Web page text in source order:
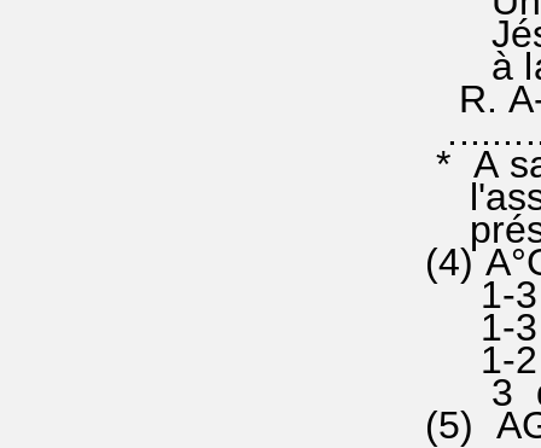
à la
R.
* A
(4)
1-3
1-3
1-2
3
(5)